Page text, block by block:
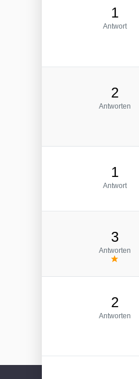
1
Antwort
2
Antworten
1
Antwort
3
Antworten
2
Antworten